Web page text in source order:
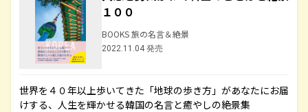
１００
BOOKS 旅の名言＆絶景
2022.11.04 発売
世界を４０年以上歩いてきた「地球の歩き方」があなたにお届
けする、人生を輝かせる韓国の名言と癒やしの絶景集